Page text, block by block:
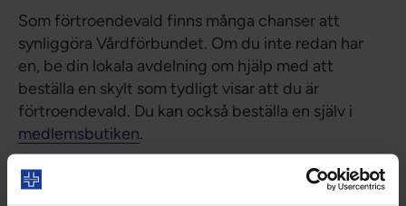
Som förtroendevald finns många chanser att
synliggöra Vårdförbundet. Om du inte redan har
en, be din lokala avdelning om hjälp med att
beställa en skylt som tydligt visar att du är
förtroendevald. Du kan också beställa en själv i
medlemsbutiken.
Du är en viktig informationskanal